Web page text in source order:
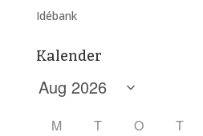
Idébank
Kalender
M T O T